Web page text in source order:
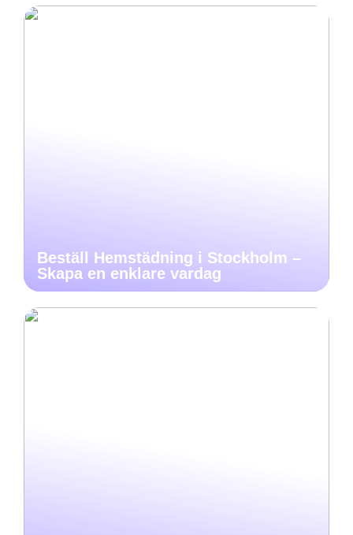
Beställ Hemstädning i Stockholm –
Skapa en enklare vardag